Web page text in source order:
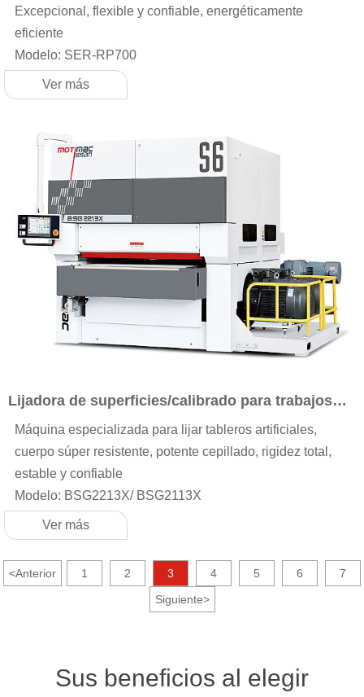
Excepcional, flexible y confiable, energéticamente
eficiente
Modelo: SER-RP700
Ver más
Lijadora de superficies/calibrado para trabajos
pesados
Máquina especializada para lijar tableros artificiales,
cuerpo súper resistente, potente cepillado, rigidez total,
estable y confiable
Modelo: BSG2213X/ BSG2113X
Ver más
<Anterior 1 2 3 4 5 6
7
Siguiente>
Sus beneficios al elegir